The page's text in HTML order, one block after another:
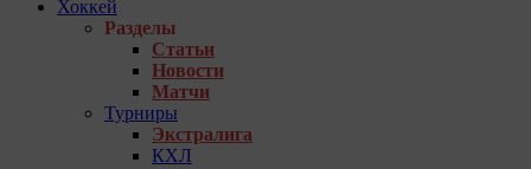
Хоккей
Разделы
Статьи
Новости
Матчи
Турниры
Экстралига
КХЛ